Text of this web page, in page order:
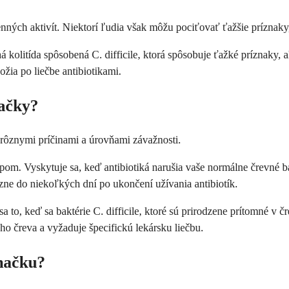
aktivít. Niektorí ľudia však môžu pociťovať ťažšie
spôsobená C. difficile, ktorá spôsobuje ťažké príznaky,
po liečbe antibiotikami.
príčinami a úrovňami závažnosti.
Vyskytuje sa, keď antibiotiká narušia vaše normálne
do niekoľkých dní po ukončení užívania antibiotík.
sa to, keď sa baktérie C. difficile, ktoré sú prirodzene prítomné
čreva a vyžaduje špecifickú lekársku liečbu.